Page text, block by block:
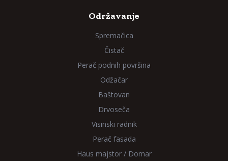
Održavanje
Spremačica
Čistač
Perač podnih površina
Odžačar
Baštovan
Drvoseča
Visinski radnik
Perač fasada
Haus majstor / Domar